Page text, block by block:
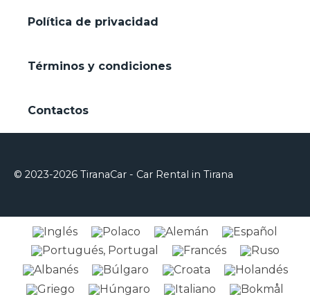
Política de privacidad
Términos y condiciones
Contactos
© 2023-2026 TiranaCar - Car Rental in Tirana